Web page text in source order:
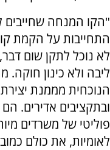
"הקו המנחה שחייבים
התחייבות על הקמת
לא נוכל לתקן שום
ליבה ולא כינון
הנוכחית מממנת
ובתקציבים אדירים.
פוליטי של משרדים
לאומיות, את כולם